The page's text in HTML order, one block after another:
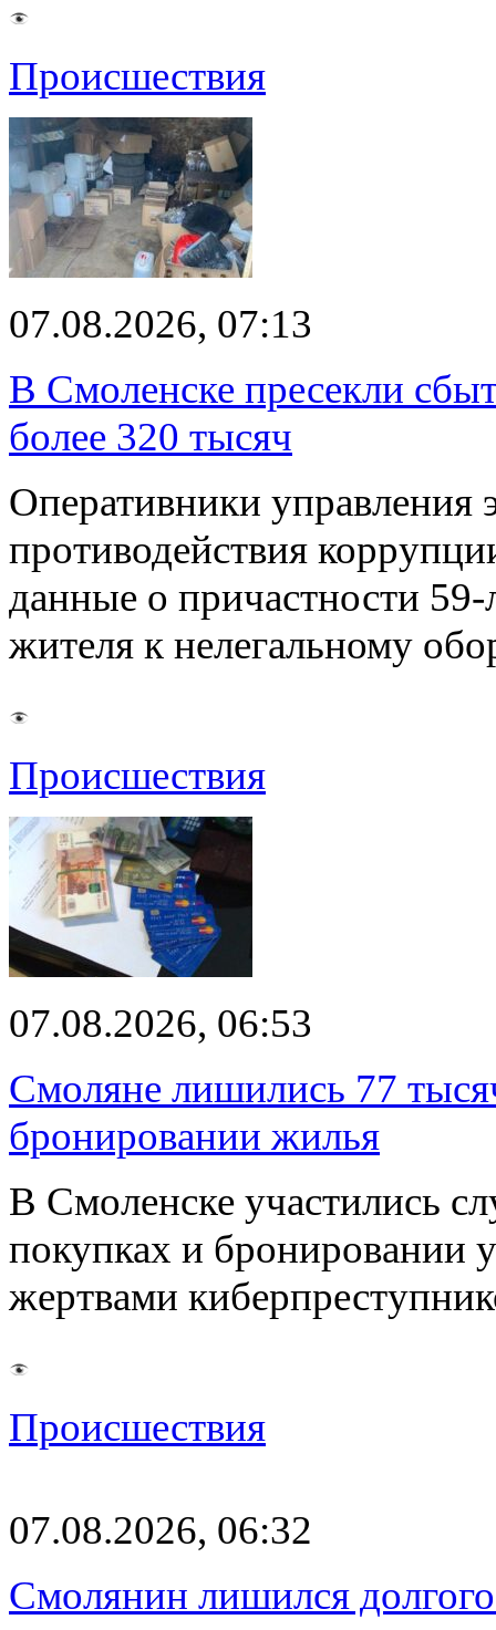
Происшествия
07.08.2026, 07:13
В Смоленске пресекли
более 320 тысяч
Оперативники управления
противодействия
данные о причастности 59-
жителя к нелегальному
Происшествия
07.08.2026, 06:53
Смоляне лишились 77
бронировании жилья
В Смоленске участились
покупках и бронировании
жертвами
Происшествия
07.08.2026, 06:32
Смолянин лишился